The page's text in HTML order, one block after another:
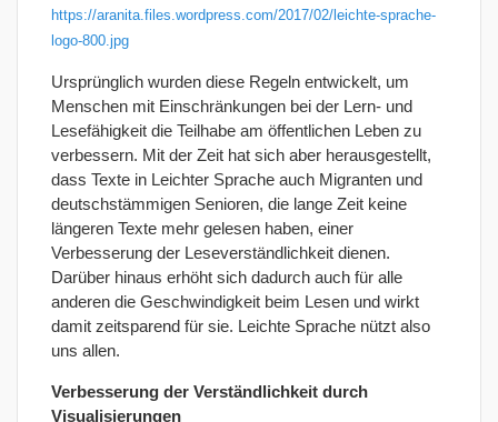
https://aranita.files.wordpress.com/2017/02/leichte-sprache-
logo-800.jpg
Ursprünglich wurden diese Regeln entwickelt, um
Menschen mit Einschränkungen bei der Lern- und
Lesefähigkeit die Teilhabe am öffentlichen Leben zu
verbessern. Mit der Zeit hat sich aber herausgestellt,
dass Texte in Leichter Sprache auch Migranten und
deutschstämmigen Senioren, die lange Zeit keine
längeren Texte mehr gelesen haben, einer
Verbesserung der Leseverständlichkeit dienen.
Darüber hinaus erhöht sich dadurch auch für alle
anderen die Geschwindigkeit beim Lesen und wirkt
damit zeitsparend für sie. Leichte Sprache nützt also
uns allen.
Verbesserung der Verständlichkeit durch
Visualisierungen